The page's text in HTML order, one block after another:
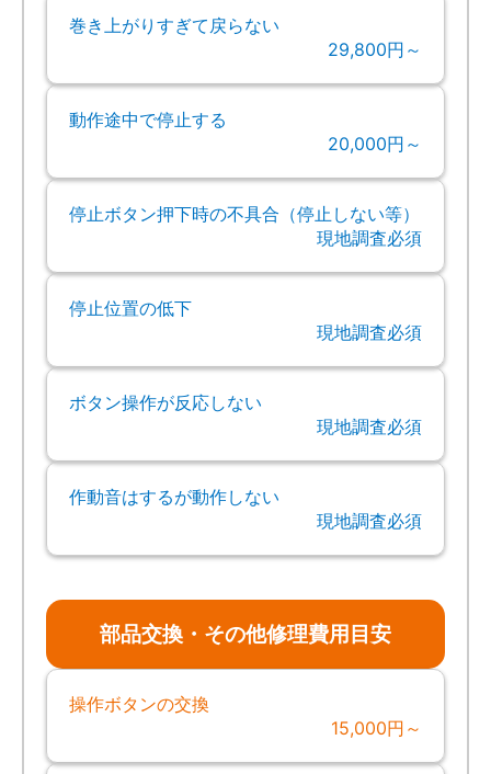
巻き上がりすぎて戻らない
29,800円～
動作途中で停止する
20,000円～
停止ボタン押下時の不具合（停止しない等）
現地調査必須
停止位置の低下
現地調査必須
ボタン操作が反応しない
現地調査必須
作動音はするが動作しない
現地調査必須
部品交換・その他修理費用目安
操作ボタンの交換
15,000円～